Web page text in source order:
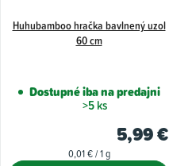
Huhubamboo hračka bavlnený uzol
60 cm
Dostupné iba na predajni
>5 ks
5,99 €
Jednotková
0,01 € / 1 g